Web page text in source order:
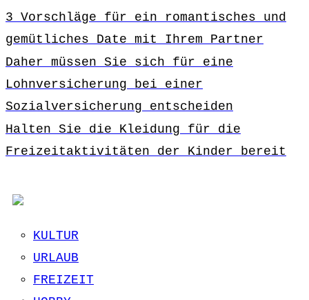
3 Vorschläge für ein romantisches und
gemütliches Date mit Ihrem Partner
Daher müssen Sie sich für eine
Lohnversicherung bei einer
Sozialversicherung entscheiden
Halten Sie die Kleidung für die
Freizeitaktivitäten der Kinder bereit
KULTUR
URLAUB
FREIZEIT